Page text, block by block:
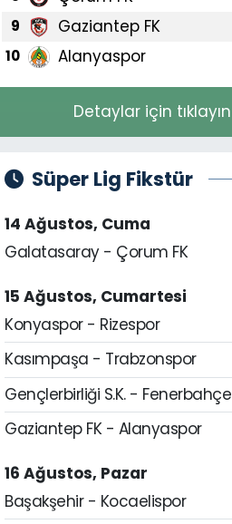
9 Gaziantep FK
10 Alanyaspor
Detaylar için tıklayın
Süper Lig Fikstür
14 Ağustos, Cuma
Galatasaray - Çorum FK
15 Ağustos, Cumartesi
Konyaspor - Rizespor
Kasımpaşa - Trabzonspor
Gençlerbirliği S.K. - Fenerbahçe
Gaziantep FK - Alanyaspor
16 Ağustos, Pazar
Başakşehir - Kocaelispor